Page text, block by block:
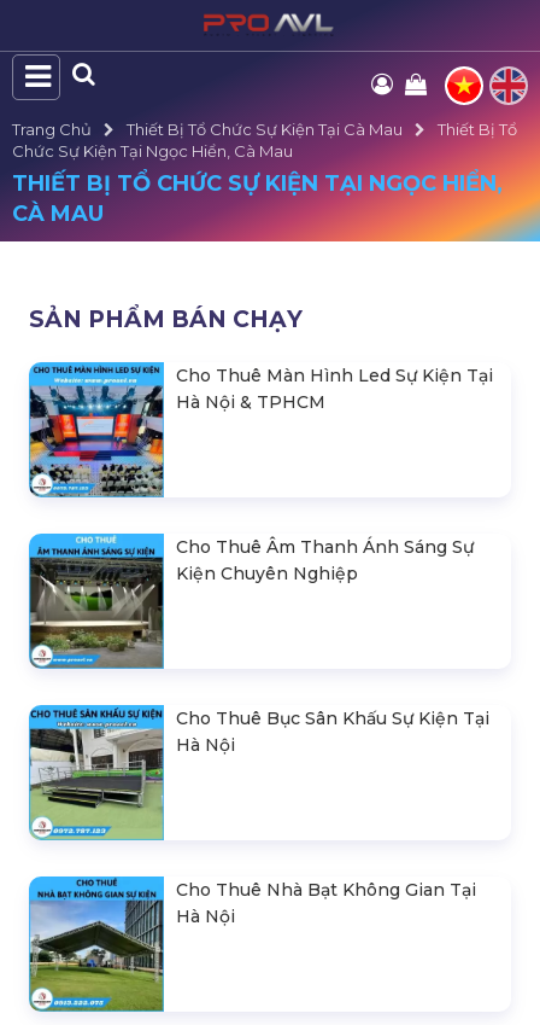
Trang Chủ Thiết Bị Tổ Chức Sự Kiện Tại Cà Mau
Thiết Bị Tổ
Chức Sự Kiện Tại Ngọc Hiển, Cà Mau
THIẾT BỊ TỔ CHỨC SỰ KIỆN TẠI NGỌC HIỂN,
CÀ MAU
SẢN PHẨM BÁN CHẠY
Cho Thuê Màn Hình Led Sự Kiện Tại
Hà Nội & TPHCM
Cho Thuê Âm Thanh Ánh Sáng Sự
Kiện Chuyên Nghiệp
Cho Thuê Bục Sân Khấu Sự Kiện Tại
Hà Nội
Cho Thuê Nhà Bạt Không Gian Tại
Hà Nội